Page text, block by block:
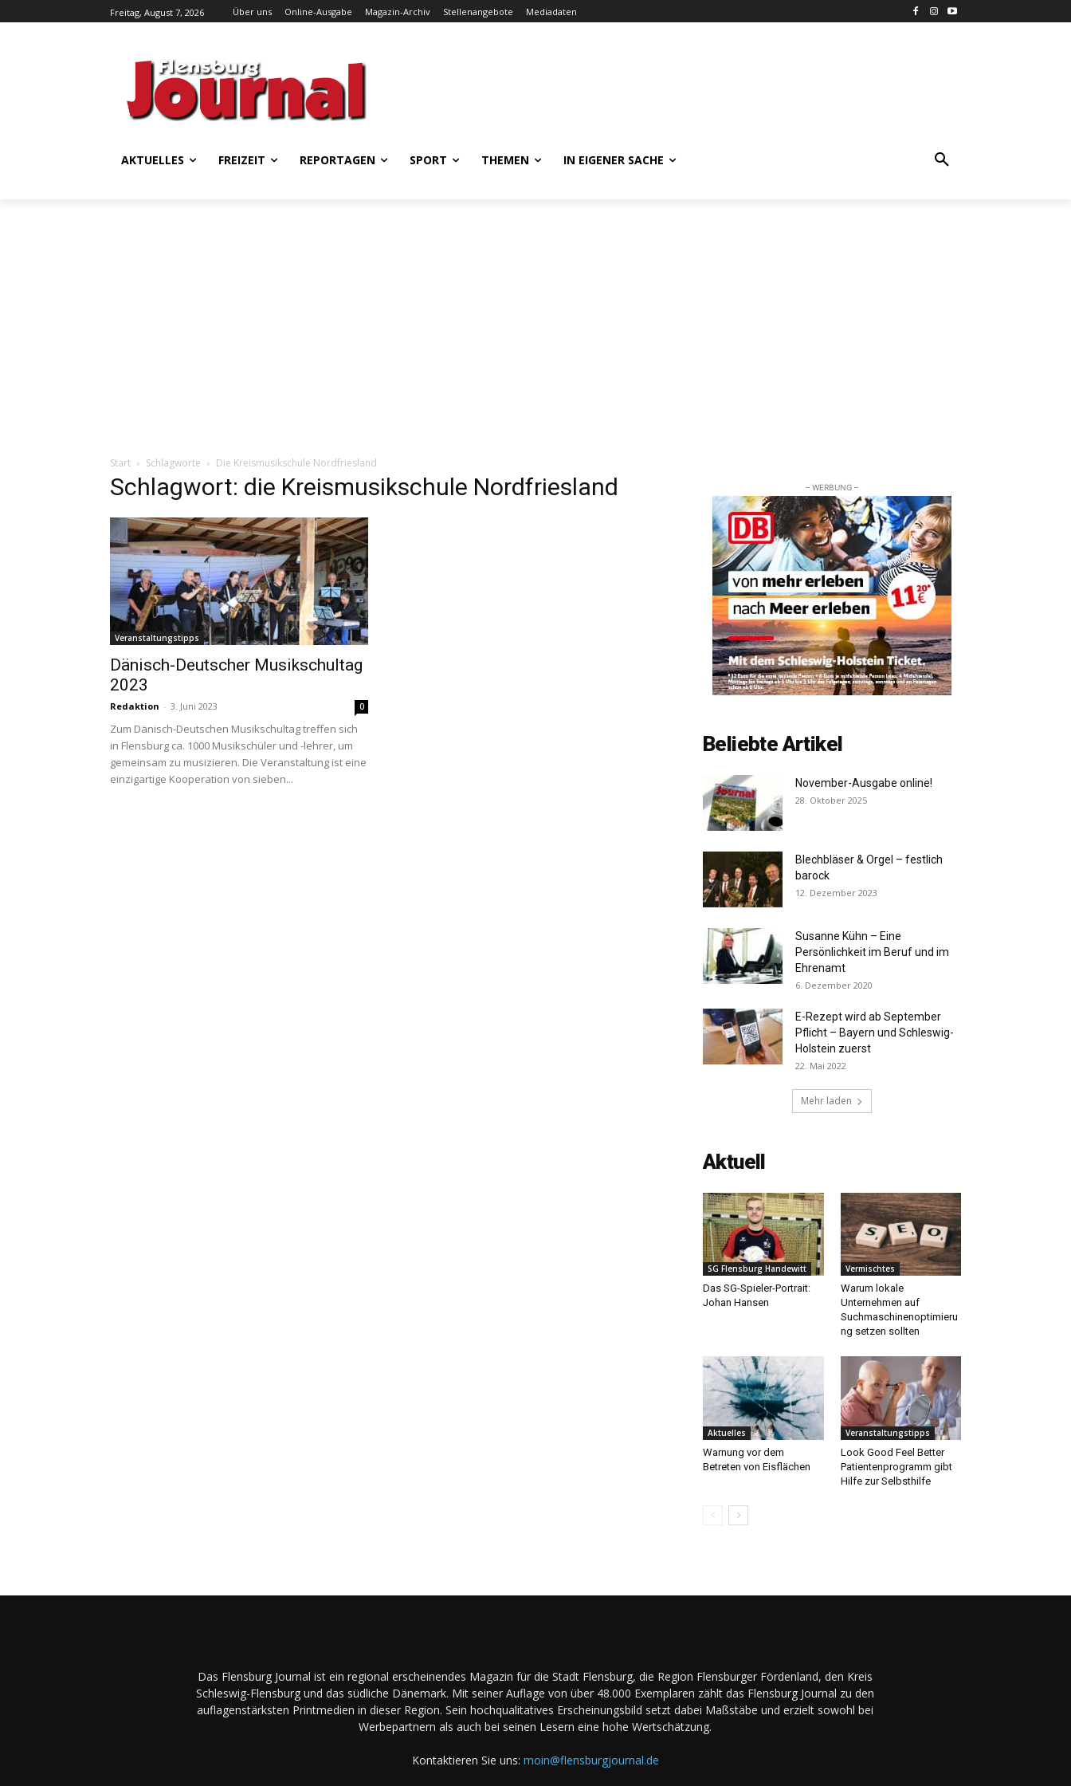
Freitag, August 7, 2026 Über uns Online-Ausgabe Magazin-Archiv Stellenangebote Mediadaten
AKTUELLES FREIZEIT REPORTAGEN SPORT THEMEN IN EIGENER SACHE
Start Schlagworte Die Kreismusikschule Nordfriesland
Schlagwort: die Kreismusikschule Nordfriesland
Veranstaltungstipps
Dänisch-Deutscher Musikschultag
2023
Redaktion - 3. Juni 2023 0
Zum Dänisch-Deutschen Musikschultag treffen sich
in Flensburg ca. 1000 Musikschüler und -lehrer, um
gemeinsam zu musizieren. Die Veranstaltung ist eine
einzigartige Kooperation von sieben...
– WERBUNG –
Beliebte Artikel
November-Ausgabe online!
28. Oktober 2025
Blechbläser & Orgel – festlich
barock
12. Dezember 2023
Susanne Kühn – Eine
Persönlichkeit im Beruf und im
Ehrenamt
6. Dezember 2020
E-Rezept wird ab September
Pflicht – Bayern und Schleswig-
Holstein zuerst
22. Mai 2022
Mehr laden
Aktuell
SG Flensburg Handewitt
Das SG-Spieler-Portrait:
Johan Hansen
Vermischtes
Warum lokale
Unternehmen auf
Suchmaschinenoptimieru
ng setzen sollten
Aktuelles
Warnung vor dem
Betreten von Eisflächen
Veranstaltungstipps
Look Good Feel Better
Patientenprogramm gibt
Hilfe zur Selbsthilfe
Das Flensburg Journal ist ein regional erscheinendes Magazin für die Stadt Flensburg, die Region Flensburger Fördenland, den Kreis
Schleswig-Flensburg und das südliche Dänemark. Mit seiner Auflage von über 48.000 Exemplaren zählt das Flensburg Journal zu den
auflagenstärksten Printmedien in dieser Region. Sein hochqualitatives Erscheinungsbild setzt dabei Maßstäbe und erzielt sowohl bei
Werbepartnern als auch bei seinen Lesern eine hohe Wertschätzung.
Kontaktieren Sie uns: moin@flensburgjournal.de